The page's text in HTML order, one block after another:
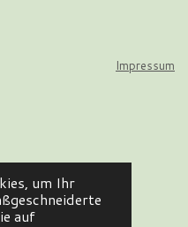
um Ihr
auf
Impressum